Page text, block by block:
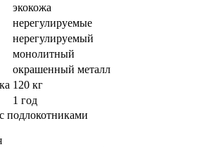
экокожа
нерегулируемые
нерегулируемый
монолитный
окрашенный металл
120 кг
1 год
подлокотниками